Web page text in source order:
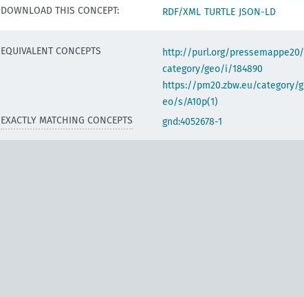
DOWNLOAD THIS CONCEPT:
RDF/XML TURTLE JSON-LD
EQUIVALENT CONCEPTS
http://purl.org/pressemappe20/
category/geo/i/184890
https://pm20.zbw.eu/category/g
eo/s/A10p(1)
EXACTLY MATCHING CONCEPTS gnd:4052678-1